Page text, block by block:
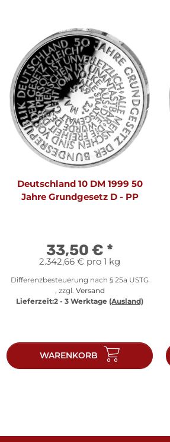
Deutschland 10 DM 1999 50
Jahre Grundgesetz D - PP
33,50 € *
2.342,66 € pro 1 kg
Differenzbesteuerung nach § 25a USTG
, zzgl. Versand
Lieferzeit:2 - 3 Werktage (Ausland)
WARENKORB